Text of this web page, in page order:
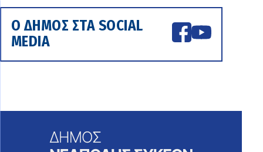
Ο ΔΗΜΟΣ ΣΤΑ SOCIAL
MEDIA